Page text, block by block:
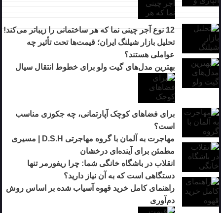
12 نوع آجر چینی نما که هر ساختمانی را زیباتر می‌کند!
تحلیل بازار شیلنگ ایران؛ قیمت‌ها تحت تأثیر چه
عواملی هستند؟
بهترین مدل‌های گیت ولو برای خطوط انتقال سیال
برای فضاهای کوچک آپارتمانی، چه جکوزی مناسب
است؟
مهاجرت به آلمان با گروه مهاجرتی D.S.H | مسیری
مطمئن برای آینده‌ای درخشان
انقلاب در باشگاه خانگی شما: چرا ریفورمر تنها
دستگاهی است که به آن نیاز دارید؟
راهنمای کامل خرید قهوه آسیاب شده بر اساس روش
دم‌آوری